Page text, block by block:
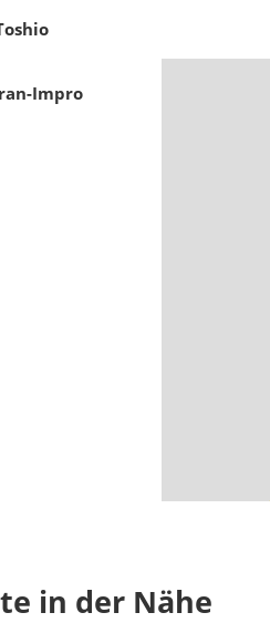
Impro
in der Nähe